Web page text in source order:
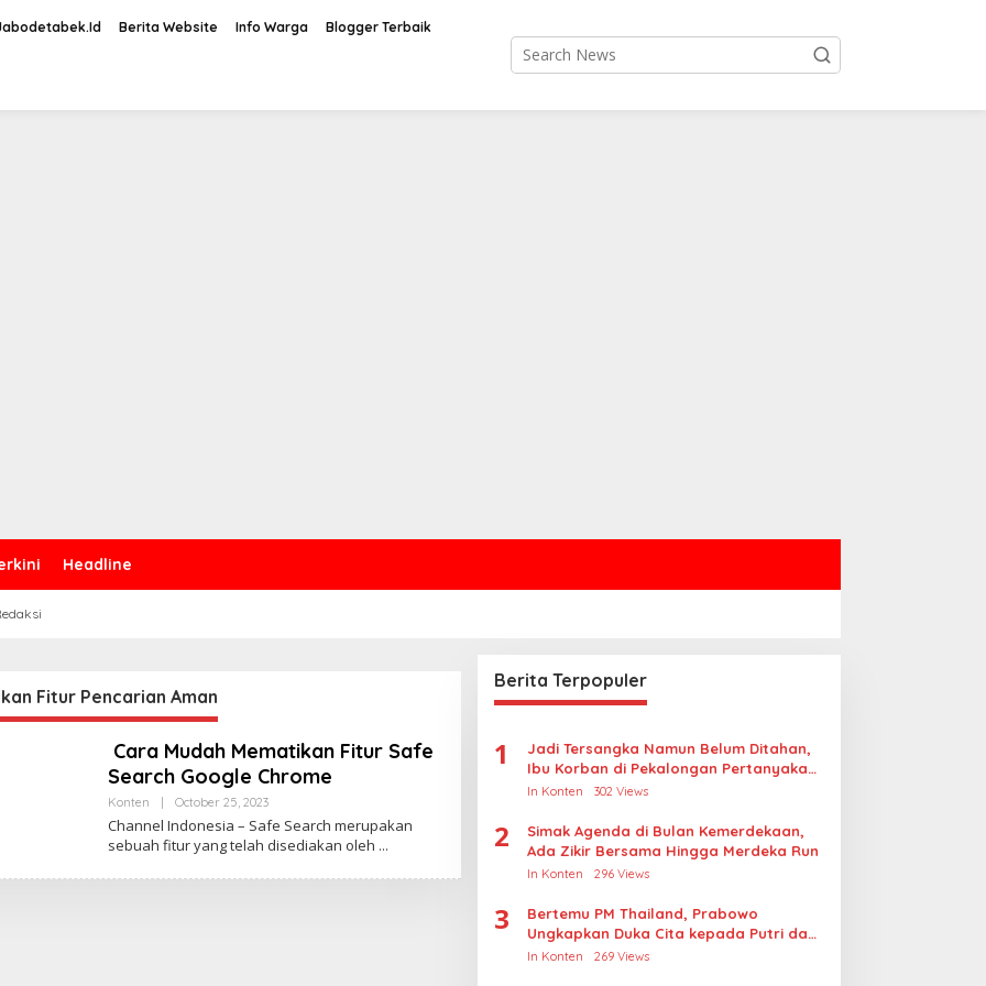
Berita Website Info Warga Blogger Terbaik
Headline
Fitur Pencarian Aman
‎ Cara Mudah Mematikan Fitur Safe
Search Google Chrome
Konten October 25, 2023B
Y
P
E
U
Channel Indonesia – Safe Search merupakan
sebuah fitur yang telah disediakan oleh
Berita Terpopuler
1
Jadi Tersangka Namun Belum Ditahan,
Ibu Korban di Pekalongan Pertanyakan
Keseriusan Polisi Tangani Kasus
In Konten 302 Views
2
Simak Agenda di Bulan Kemerdekaan,
Ada Zikir Bersama Hingga Merdeka Run
In Konten 296 Views
3
Bertemu PM Thailand, Prabowo
Ungkapkan Duka Cita kepada Putri dan
Selamat Ulang Tahun ke Raja Thailand
In Konten 269 Views